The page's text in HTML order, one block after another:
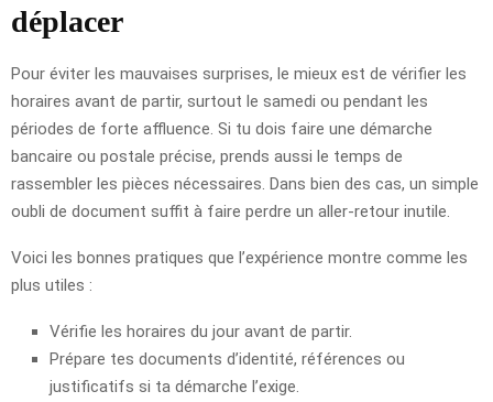
déplacer
Pour éviter les mauvaises surprises, le mieux est de vérifier les
horaires avant de partir, surtout le samedi ou pendant les
périodes de forte affluence. Si tu dois faire une démarche
bancaire ou postale précise, prends aussi le temps de
rassembler les pièces nécessaires. Dans bien des cas, un simple
oubli de document suffit à faire perdre un aller-retour inutile.
Voici les bonnes pratiques que l’expérience montre comme les
plus utiles :
Vérifie les horaires du jour avant de partir.
Prépare tes documents d’identité, références ou
justificatifs si ta démarche l’exige.